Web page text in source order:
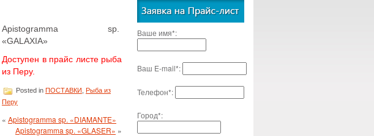
Apistogramma sp.
«GALAXIA»
Доступен в прайс листе рыба
из Перу.
Posted in ПОСТАВКИ Рыба из
Перу
« Apistogramma sp. «DIAMANTE»
Apistogramma sp. «GLASER» »
Ваше имя*:
Ваш E-mail*:
Телефон*:
Город*: